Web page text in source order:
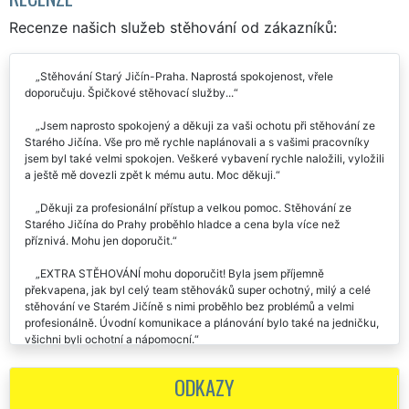
Recenze našich služeb stěhování od zákazníků:
Stěhování Starý Jičín-Praha. Naprostá spokojenost, vřele
doporučuju. Špičkové stěhovací služby...
Jsem naprosto spokojený a děkuji za vaši ochotu při stěhování ze
Starého Jičína. Vše pro mě rychle naplánovali a s vašimi pracovníky
jsem byl také velmi spokojen. Veškeré vybavení rychle naložili, vyložili
a ještě mě dovezli zpět k mému autu. Moc děkuji.
Děkuji za profesionální přístup a velkou pomoc. Stěhování ze
Starého Jičína do Prahy proběhlo hladce a cena byla více než
příznivá. Mohu jen doporučit.
EXTRA STĚHOVÁNÍ mohu doporučit! Byla jsem příjemně
překvapena, jak byl celý team stěhováků super ochotný, milý a celé
stěhování ve Starém Jičíně s nimi proběhlo bez problémů a velmi
profesionálně. Úvodní komunikace a plánování bylo také na jedničku,
všichni byli ochotní a nápomocní.
Děkuji mockrát za skvělý přístup a odvedenou práci při stěhování
ve Starém Jičíně. Na všem jsme se předem domluvili a den stěhování
ODKAZY